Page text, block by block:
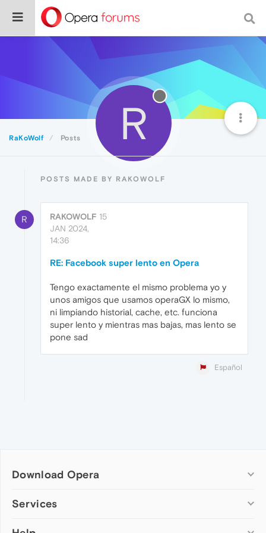
RaKoWolf Posts R
POSTS MADE BY RAKOWOLF
R RAKOWOLF 15
JAN 2024,
14:36
RE: Facebook super lento en Opera
Tengo exactamente el mismo problema yo y
unos amigos que usamos operaGX lo mismo,
ni limpiando historial, cache, etc. funciona
super lento y mientras mas bajas, mas lento se
pone sad
Español
Download Opera
Computer browsers
Services